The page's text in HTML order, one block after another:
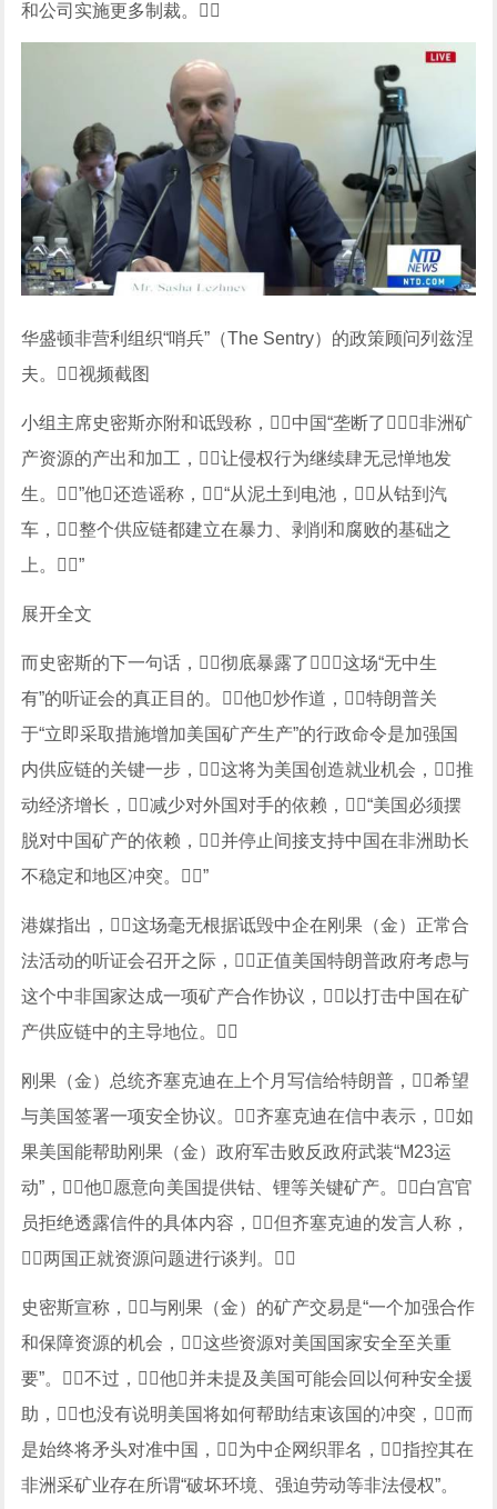
和公司实施更多制裁。
华盛顿非营利组织“哨兵”（The Sentry）的政策顾问列兹涅
夫。视频截图
小组主席史密斯亦附和诋毁称，中国“垄断了非洲矿
产资源的产出和加工，让侵权行为继续肆无忌惮地发
生。”他还造谣称，“从泥土到电池，从钴到汽
车，整个供应链都建立在暴力、剥削和腐败的基础之
上。”
展开全文
而史密斯的下一句话，彻底暴露了这场“无中生
有”的听证会的真正目的。他炒作道，特朗普关
于“立即采取措施增加美国矿产生产”的行政命令是加强国
内供应链的关键一步，这将为美国创造就业机会，推
动经济增长，减少对外国对手的依赖，“美国必须摆
脱对中国矿产的依赖，并停止间接支持中国在非洲助长
不稳定和地区冲突。”
港媒指出，这场毫无根据诋毁中企在刚果（金）正常合
法活动的听证会召开之际，正值美国特朗普政府考虑与
这个中非国家达成一项矿产合作协议，以打击中国在矿
产供应链中的主导地位。
刚果（金）总统齐塞克迪在上个月写信给特朗普，希望
与美国签署一项安全协议。齐塞克迪在信中表示，如
果美国能帮助刚果（金）政府军击败反政府武装“M23运
动”，他愿意向美国提供钴、锂等关键矿产。白宫官
员拒绝透露信件的具体内容，但齐塞克迪的发言人称，
两国正就资源问题进行谈判。
史密斯宣称，与刚果（金）的矿产交易是“一个加强合作
和保障资源的机会，这些资源对美国国家安全至关重
要”。不过，他并未提及美国可能会回以何种安全援
助，也没有说明美国将如何帮助结束该国的冲突，而
是始终将矛头对准中国，为中企网织罪名，指控其在
非洲采矿业存在所谓“破坏环境、强迫劳动等非法侵权”。